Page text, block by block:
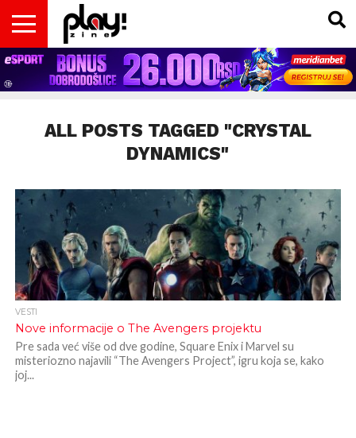
VESTI
MAGAZIN
PLAY!RETRO
PLAY!CAST
PLAY!CON
PLAY!BIZ
INSIDER
OPISI
IGARA
DOMAĆA
SCENA
INTERVJUI
GADGETS
FILM
& TV
KOLUMNE
ALL POSTS TAGGED "CRYSTAL
DYNAMICS"
VESTI
Nove informacije o The Avengers projektu
Pre sada već više od dve godine, Square Enix i Marvel su
misteriozno najavili “The Avengers Project”, igru koja se, kako
joj...